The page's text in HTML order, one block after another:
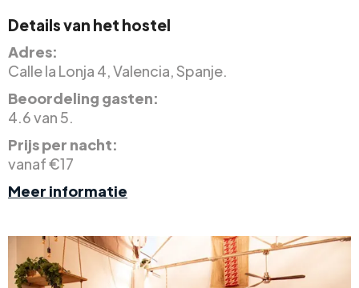
Details van het hostel
Adres:
Calle la Lonja 4, Valencia, Spanje.
Beoordeling gasten:
4.6 van 5.
Prijs per nacht:
vanaf €17
Meer informatie